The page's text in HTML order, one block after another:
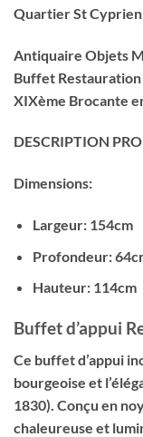
Quartier St Cyprien
Antiquaire Objets
Buffet Restauration
XIXème Brocante
DESCRIPTION
Dimensions:
Largeur: 154cm
Profondeur:
Hauteur: 114cm
Buffet d’appui
Ce buffet d’appui
bourgeoise et
1830). Conçu en
chaleureuse et